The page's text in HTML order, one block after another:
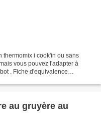
thermomix i cook'in ou sans
vous pouvez l'adapter à
. Fiche d'equivalence
au gruyère au